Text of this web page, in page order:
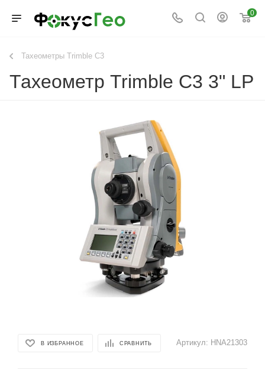
0
Тахеометры Trimble C3
Тахеометр Trimble C3 3" LP
В ИЗБРАННОЕ СРАВНИТЬ Артикул: HNA21303